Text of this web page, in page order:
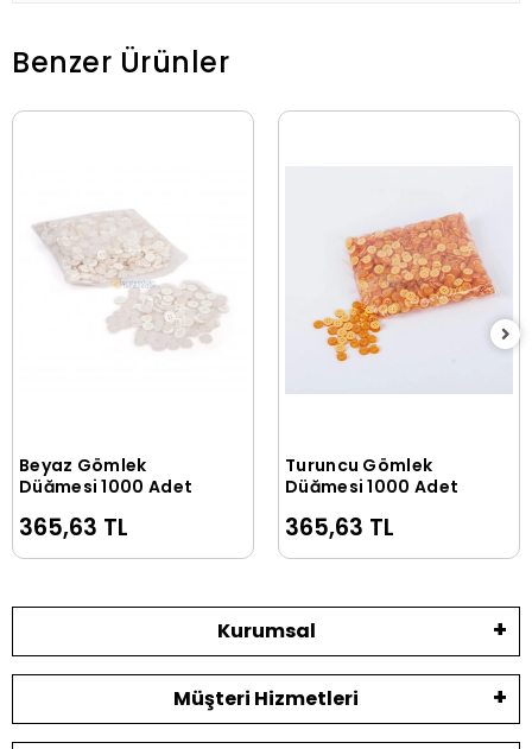
Benzer Ürünler
Sepete Ekle
Beyaz Gömlek
Düğmesi 1000 Adet
365,63 TL
Sepete Ekle
Turuncu Gömlek
Düğmesi 1000 Adet
365,63 TL
Kurumsal
Müşteri Hizmetleri